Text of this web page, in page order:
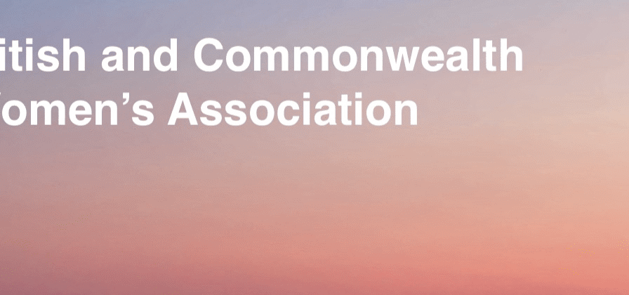
Exporter uniquement les colonnes affichées
Ajoutez un logo, un bouton, des réseaux sociaux